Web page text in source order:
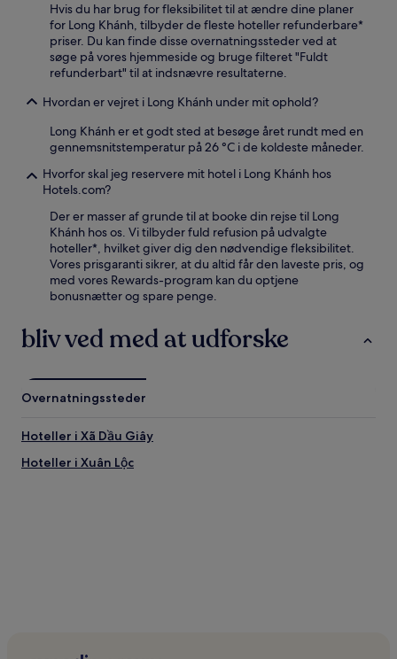
Hvis du har brug for fleksibilitet til at ændre dine planer
for Long Khánh, tilbyder de fleste hoteller refunderbare*
priser. Du kan finde disse overnatningssteder ved at
søge på vores hjemmeside og bruge filteret "Fuldt
refunderbart" til at indsnævre resultaterne.
Hvordan er vejret i Long Khánh under mit ophold?
Long Khánh er et godt sted at besøge året rundt med en
gennemsnitstemperatur på 26 °C i de koldeste måneder.
Hvorfor skal jeg reservere mit hotel i Long Khánh hos
Hotels.com?
Der er masser af grunde til at booke din rejse til Long
Khánh hos os. Vi tilbyder fuld refusion på udvalgte
hoteller*, hvilket giver dig den nødvendige fleksibilitet.
Vores prisgaranti sikrer, at du altid får den laveste pris, og
med vores Rewards-program kan du optjene
bonusnætter og spare penge.
bliv ved med at udforske
Overnatningssteder
Hoteller i Xã Dầu Giây
Hoteller i Xuân Lộc